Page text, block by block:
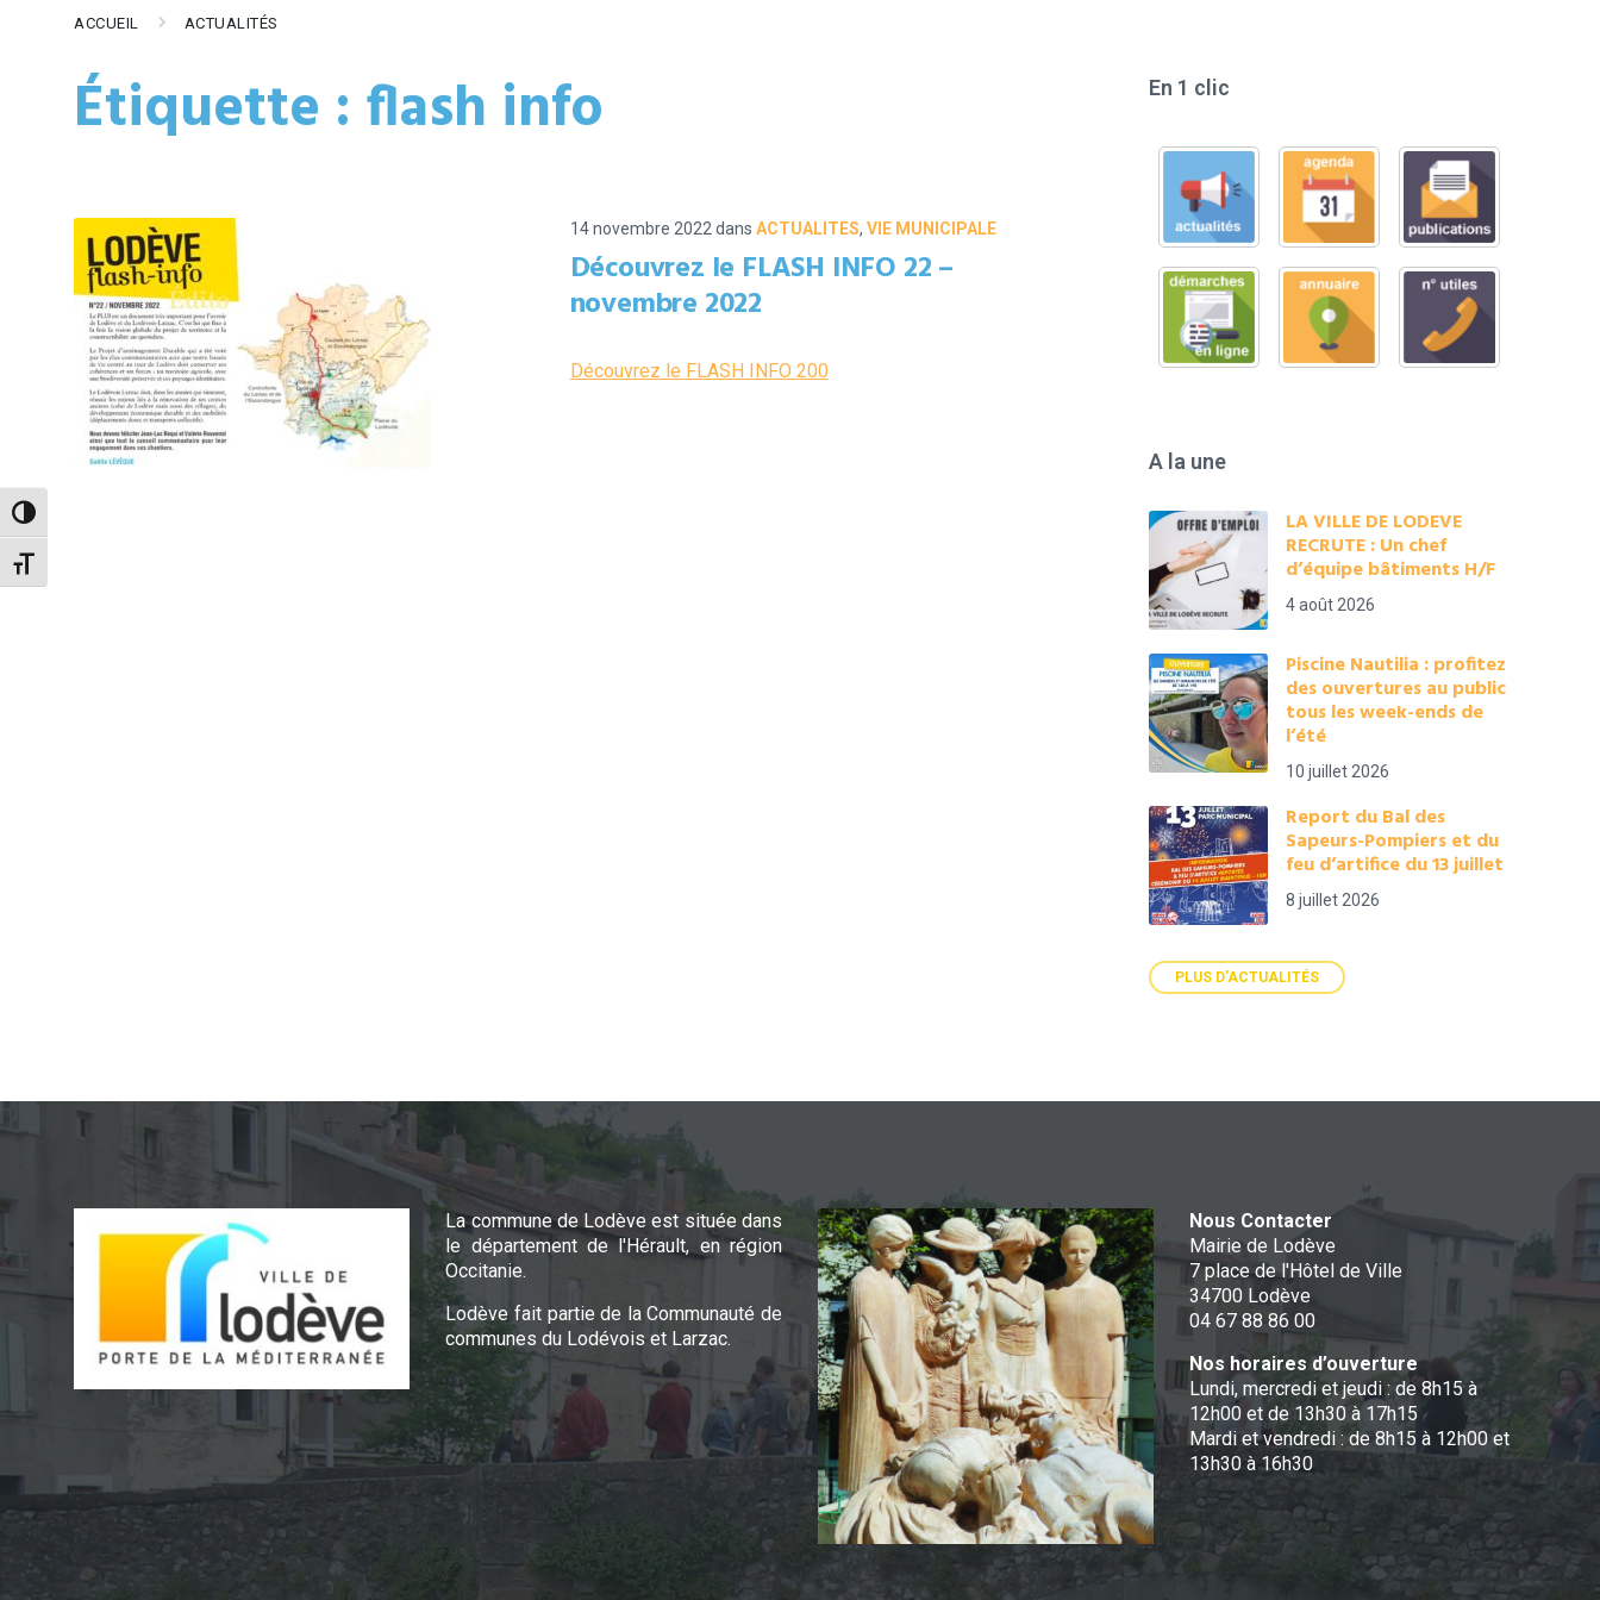
Passer en contraste élevé
Changer la taille de la police
ACCUEIL ACTUALITÉS
Étiquette : flash info
14 novembre 2022 dans ACTUALITES, VIE MUNICIPALE
Découvrez le FLASH INFO 22 –
novembre 2022
Découvrez le FLASH INFO 200
En 1 clic
A la une
LA VILLE DE LODEVE
RECRUTE : Un chef
d’équipe bâtiments H/F
4 août 2026
Piscine Nautilia : profitez
des ouvertures au public
tous les week-ends de
l’été
10 juillet 2026
Report du Bal des
Sapeurs-Pompiers et du
feu d’artifice du 13 juillet
8 juillet 2026
PLUS D'ACTUALITÉS
La commune de Lodève est située dans
le département de l'Hérault, en région
Occitanie.
Lodève fait partie de la Communauté de
communes du Lodévois et Larzac.
Nous Contacter
Mairie de Lodève
7 place de l'Hôtel de Ville
34700 Lodève
04 67 88 86 00
Nos horaires d’ouverture
Lundi, mercredi et jeudi : de 8h15 à
12h00 et de 13h30 à 17h15
Mardi et vendredi : de 8h15 à 12h00 et
13h30 à 16h30